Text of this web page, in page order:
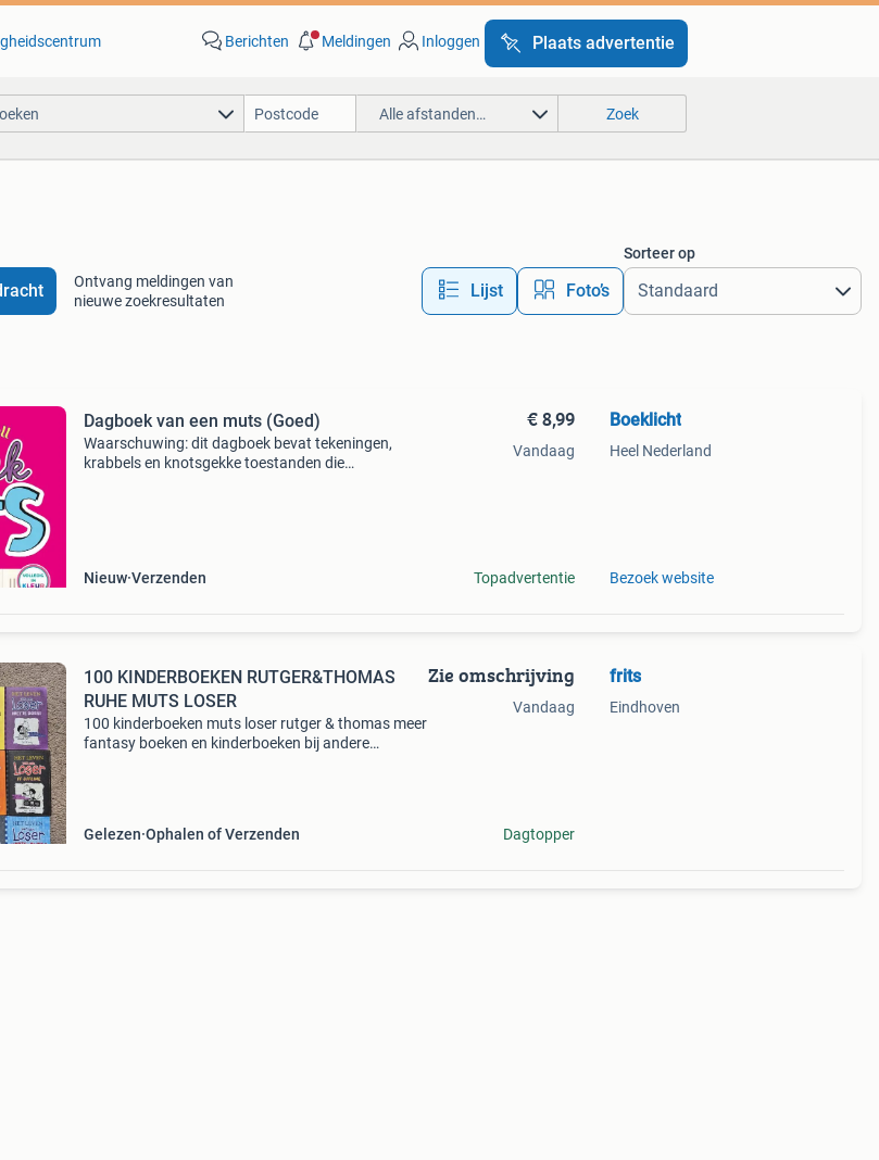
Berichten Meldingen Inloggen Plaats advertentie
Alle afstanden… Zoek
Ontvang meldingen van
nieuwe zoekresultaten
Lijst Foto’s
Sorteer op
Dagboek van een muts (Goed)
Waarschuwing: dit dagboek bevat tekeningen,
krabbels en knotsgekke toestanden die
Nieuw Verzenden
€ 8,99
Vandaag
Topadvertentie
Boeklicht
Heel Nederland
Bezoek website
100 KINDERBOEKEN RUTGER&THOMAS
RUHE MUTS LOSER
100 kinderboeken muts loser rutger & thomas meer
fantasy boeken en kinderboeken bij andere
Gelezen Ophalen of Verzenden
Zie omschrijving
Vandaag
Dagtopper
frits
Eindhoven